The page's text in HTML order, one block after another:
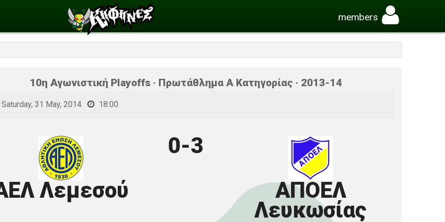
members
10η Αγωνιστική Playoffs · Πρωτάθλημα Α Κατηγορίας · 2013-14
Saturday, 31 May, 2014 18:00
Λεμεσού
0-3
ΑΠΟΕΛ
Λευκωσίας